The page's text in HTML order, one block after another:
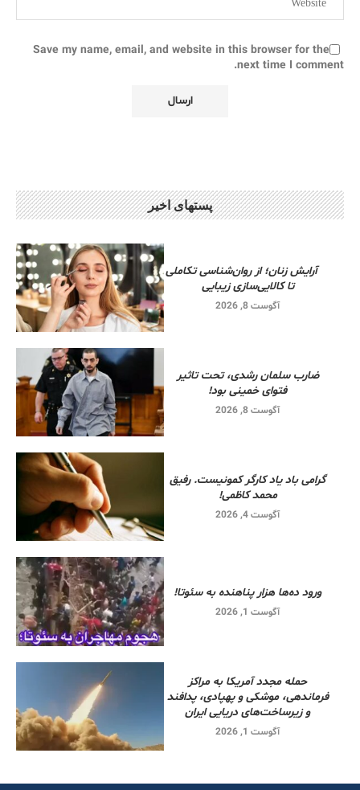
Save my name, email, and website in this browser for the
next time I comment.
پستهای اخیر
آرایش زنان؛ از روان‌شناسی تکاملی
تا کالایی‌سازی زیبایی
آگوست 8, 2026
ضارب سلمان رشدی، تحت تاثیر
فتوای خمینی بود!
آگوست 8, 2026
گرامی باد یاد کارگر کمونیست. رفیق
محمد کاظمی!
آگوست 4, 2026
ورود ده‌ها هزار پناهنده به سئوتا!
آگوست 1, 2026
حمله مجدد آمریکا به مراکز
فرماندهی، موشکی و پهپادی، پدافند
و زیرساخت‌های دریایی ایران
آگوست 1, 2026